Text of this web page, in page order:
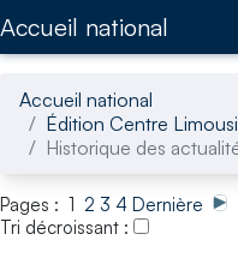
Accueil national
Accueil national
Édition Centre
Historique des
Pages : 1 2 3 4 Dernière
Tri décroissant :